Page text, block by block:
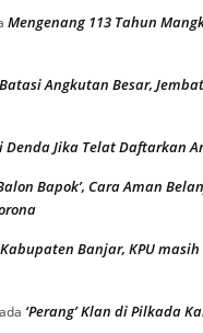
Mengenang 113 Tahun
Batasi Angkutan Besar,
Denda Jika Telat Daftarkan
Bapok’, Cara Aman
Banjar, KPU
‘Perang’ Klan di Pilkada